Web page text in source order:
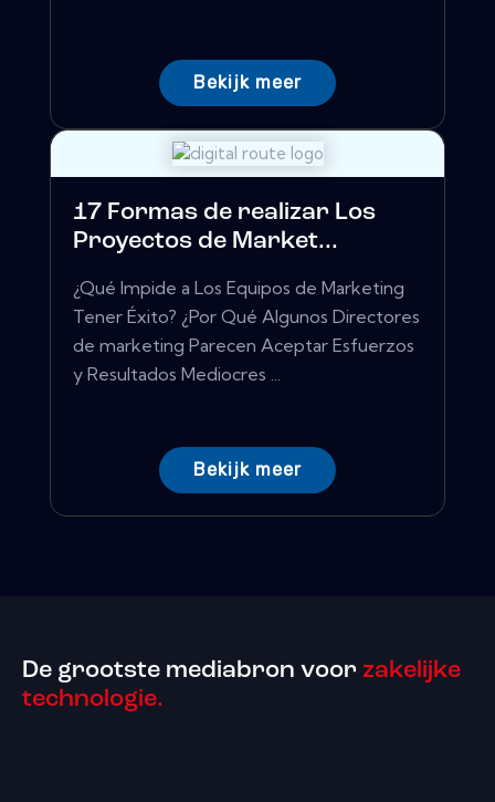
Bekijk meer
17 Formas de realizar Los
Proyectos de Market...
¿Qué Impide a Los Equipos de Marketing
Tener Éxito? ¿Por Qué Algunos Directores
de marketing Parecen Aceptar Esfuerzos
y Resultados Mediocres ...
Bekijk meer
De grootste mediabron voor zakelijke
technologie.